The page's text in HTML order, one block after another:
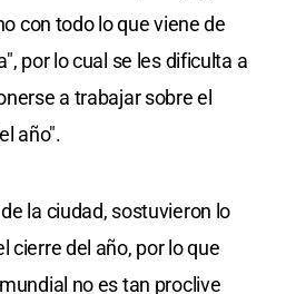
con todo lo que viene de
por lo cual se les dificulta a
a trabajar sobre el
año".
la ciudad, sostuvieron lo
cierre del año, por lo que
no es tan proclive